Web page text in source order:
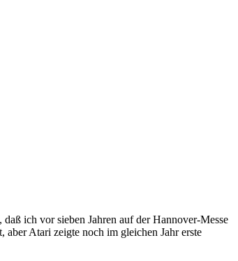
ich vor sieben Jahren auf der Hannover-Messe
Atari zeigte noch im gleichen Jahr erste